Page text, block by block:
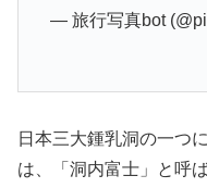
— 旅行写真bot
日本三大鍾乳洞の一つ
は、「洞内富士」と呼